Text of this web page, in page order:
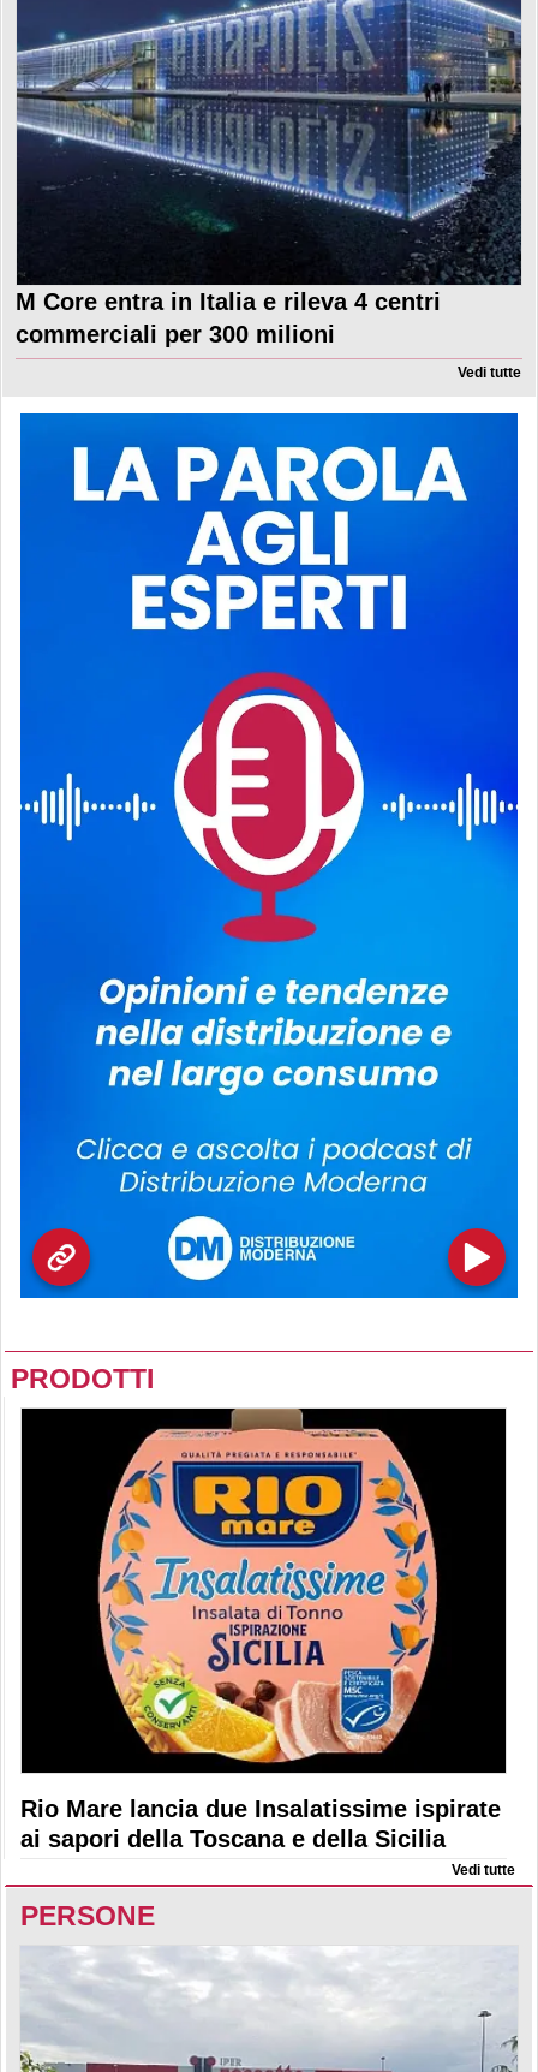
M Core entra in Italia e rileva 4 centri
commerciali per 300 milioni
Vedi tutte
PRODOTTI
Rio Mare lancia due Insalatissime ispirate
ai sapori della Toscana e della Sicilia
Vedi tutte
PERSONE